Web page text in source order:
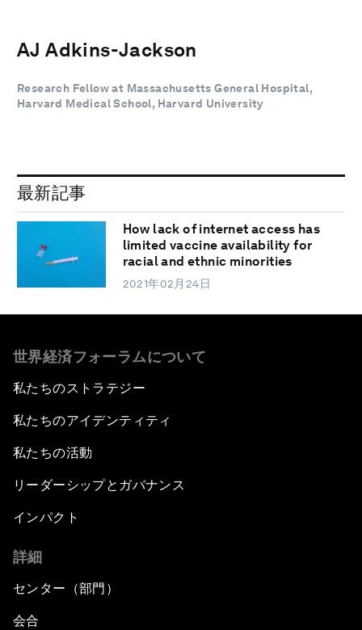
AJ Adkins-Jackson
Research Fellow at Massachusetts General Hospital,
Harvard Medical School, Harvard University
最新記事
How lack of internet access has
limited vaccine availability for
racial and ethnic minorities
2021年02月24日
世界経済フォーラムについて
私たちのストラテジー
私たちのアイデンティティ
私たちの活動
リーダーシップとガバナンス
インパクト
詳細
センター（部門）
会合